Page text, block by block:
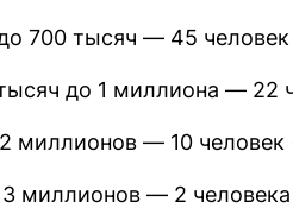
700 тысяч — 45 человек
до 1 миллиона — 22
миллионов — 10 человек
миллионов — 2 человека